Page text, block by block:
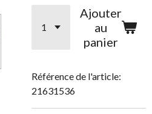
Ajouter
au
panier
Référence de l'article:
21631536